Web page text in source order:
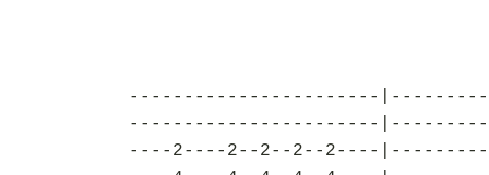
-----------------------
-----------------------
----2----2--2--2--2----